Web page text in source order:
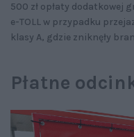
500 zł opłaty dodatkowej
e-TOLL w przypadku
klasy A, gdzie zniknęły
Płatne